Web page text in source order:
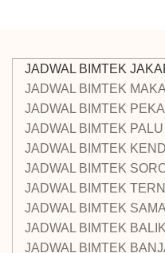
JADWAL BIMTEK
JADWAL BIMTEK
JADWAL BIMTEK
JADWAL BIMTEK PALU
JADWAL BIMTEK
JADWAL BIMTEK
JADWAL BIMTEK
JADWAL BIMTEK
JADWAL BIMTEK
JADWAL BIMTEK